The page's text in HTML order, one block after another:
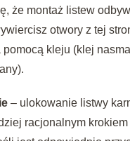
że montaż listew
otwory z tej
kleju (klej
– ulokowanie listwy
racjonalnym